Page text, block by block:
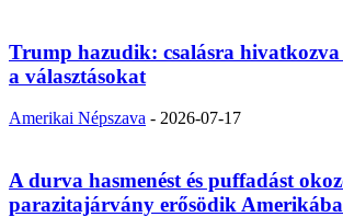
Trump hazudik: csalásra
a választásokat
Amerikai Népszava - 2026-07-17
A durva hasmenést és puffadást
parazitajárvány erősödik